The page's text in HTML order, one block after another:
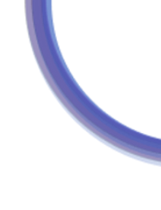
T.C. Kimlik